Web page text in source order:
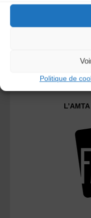
Politique de